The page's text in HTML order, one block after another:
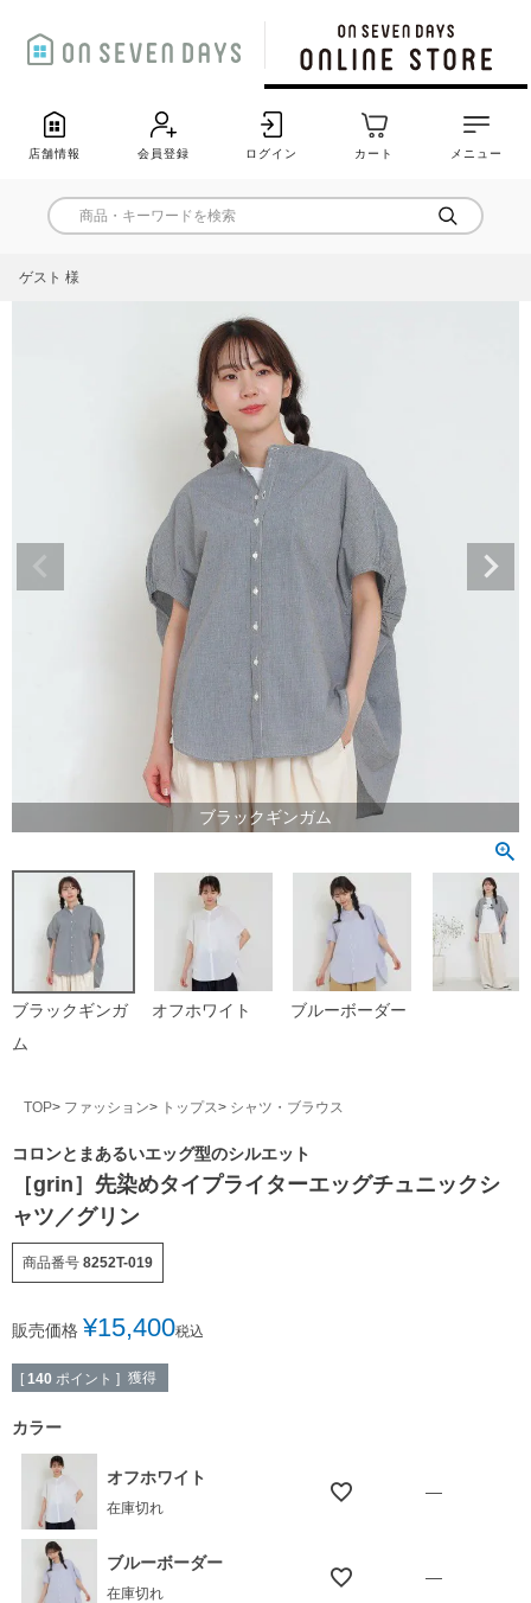
店舗情報 会員登録 ログイン カート メニュー
ゲスト 様
ブラックギンガム
ブラックギンガ
ム
オフホワイト ブルーボーダー
TOP ファッション トップス シャツ・ブラウス
コロンとまあるいエッグ型のシルエット
［grin］先染めタイプライターエッグチュニックシ
ャツ／グリン
商品番号 8252T-019
販売価格 ¥15,400税込
[ 140 ポイント ] 獲得
カラー
オフホワイト
在庫切れ
—
ブルーボーダー
在庫切れ
—